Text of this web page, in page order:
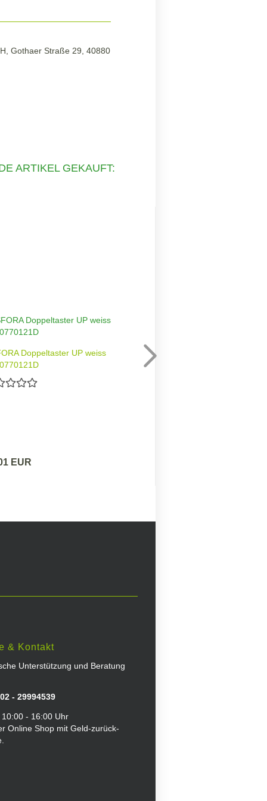
Gothaer Straße 29, 40880
ARTIKEL GEKAUFT:
Doppeltaster UP weiss
EUR
& Kontakt
Unterstützung und Beratung
- 29994539
- 16:00 Uhr
Online Shop mit Geld-zurück-